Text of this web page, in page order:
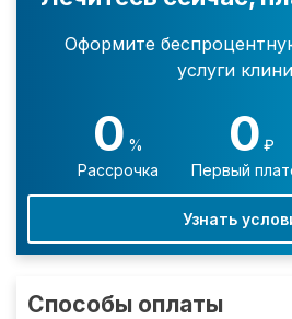
Оформите
услуги
0 %
Рассрочка
0 ₽
Первый
Узнать
Способы оплаты